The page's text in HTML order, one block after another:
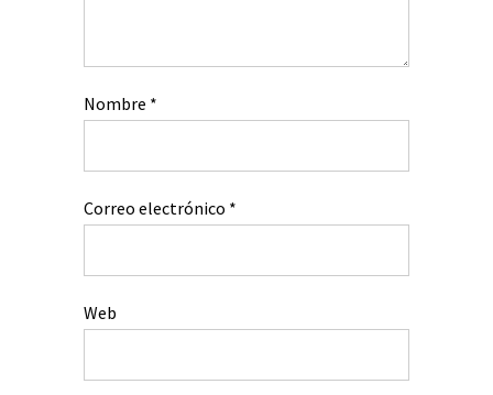
Nombre *
Correo electrónico *
Web